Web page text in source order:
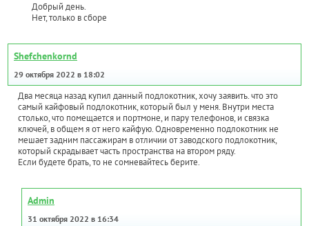
Добрый день.
Нет, только в сборе
Shefchenkornd
29 октября 2022 в 18:02
Два месяца назад купил данный подлокотник, хочу заявить. что это
самый кайфовый подлокотник, который был у меня. Внутри места
столько, что помещается и портмоне, и пару телефонов, и связка
ключей, в общем я от него кайфую. Одновременно подлокотник не
мешает задним пассажирам в отличии от заводского подлокотник,
который скрадывает часть пространства на втором ряду.
Если будете брать, то не сомневайтесь берите.
Admin
31 октября 2022 в 16:34